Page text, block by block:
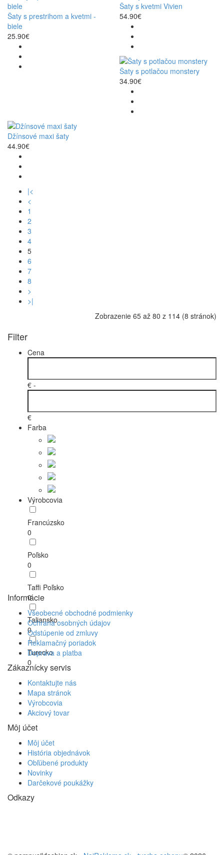
Šaty s prestrihom a kvetmi -
biele
25.90€
Šaty s kvetmi Vivien
54.90€
Šaty s potlačou monstery
34.90€
Džínsové maxi šaty
44.90€
|<
<
1
2
3
4
5
6
7
8
>
>|
Zobrazenie 65 až 80 z 114 (8 stránok)
Filter
Cena
€ -
€
Farba
Výrobcovia
Francúzsko
0
Poľsko
0
Taffi Poľsko
0
Taliansko
0
Turecko
0
Informácie
Všeobecné obchodné podmienky
Ochrana osobných údajov
Odstúpenie od zmluvy
Reklamačný poriadok
Doprava a platba
Zákaznícky servis
Kontaktujte nás
Mapa stránok
Výrobcovia
Akciový tovar
Môj účet
Môj účet
História objednávok
Obľúbené produkty
Novinky
Darčekové poukážky
Odkazy